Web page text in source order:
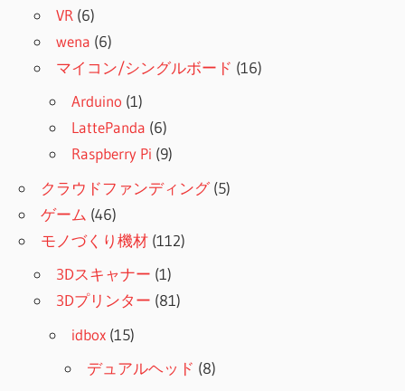
VR (6)
wena (6)
マイコン/シングルボード (16)
Arduino (1)
LattePanda (6)
Raspberry Pi (9)
クラウドファンディング(5)
ゲーム (46)
モノづくり機材 (112)
3Dスキャナー (1)
3Dプリンター (81)
idbox (15)
デュアルヘッド (8)